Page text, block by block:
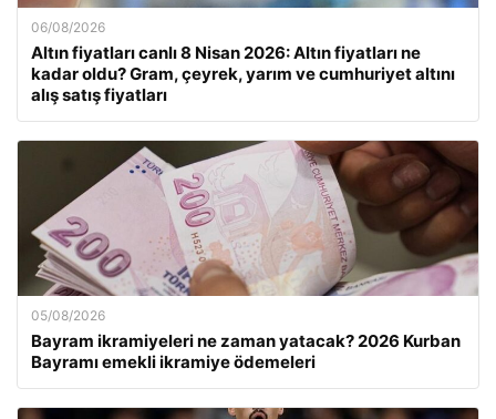
06/08/2026
Altın fiyatları canlı 8 Nisan 2026: Altın fiyatları ne
kadar oldu? Gram, çeyrek, yarım ve cumhuriyet altını
alış satış fiyatları
05/08/2026
Bayram ikramiyeleri ne zaman yatacak? 2026 Kurban
Bayramı emekli ikramiye ödemeleri